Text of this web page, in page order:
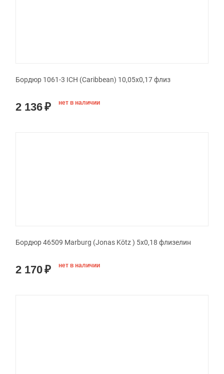
Бордюр 1061-3 ICH (Caribbean) 10,05х0,17 флиз
2 136₽ нет в наличии
Бордюр 46509 Marburg (Jonas Kötz ) 5x0,18 флизелин
2 170₽ нет в наличии